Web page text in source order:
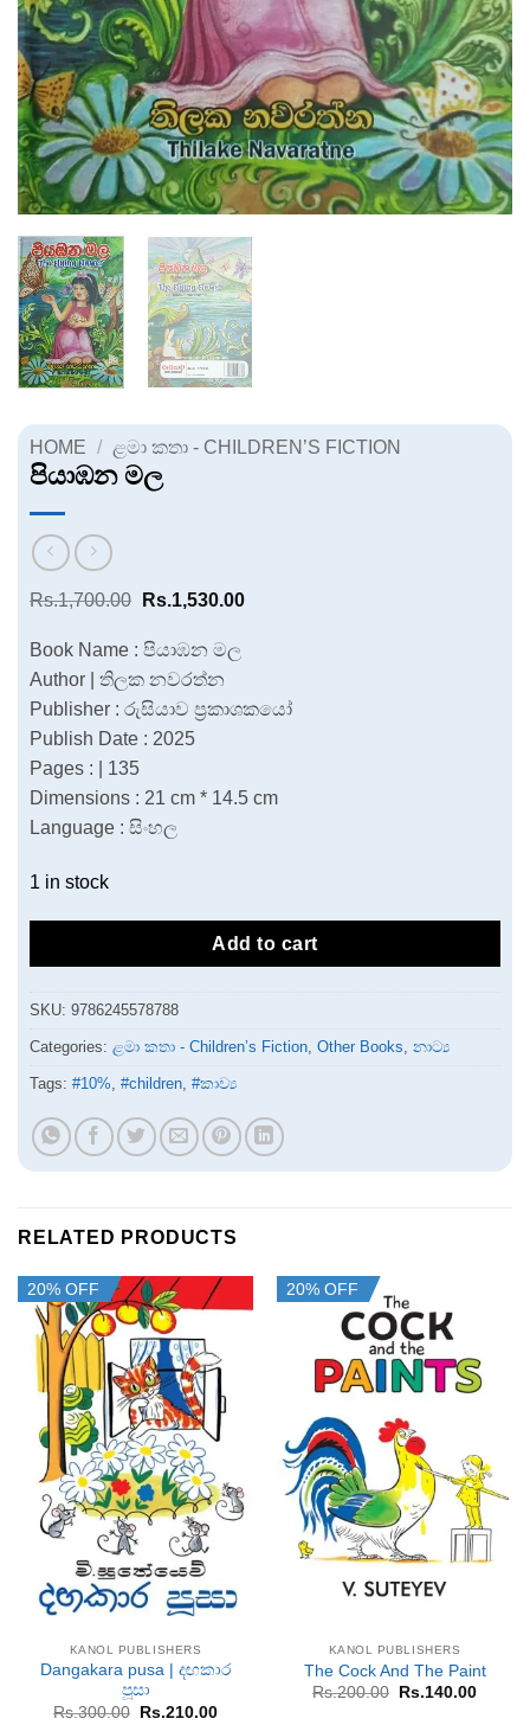
HOME / ළමා කතා - CHILDREN’S FICTION
පියාඹන මල
Rs.1,700.00 Original
was:
Rs.1,700.00.
Rs.1,530.00Current
Book Name : පියාඹන මල
Author | තිලක නවරත්න
Publisher : රුසියාව ප්‍රකාශකයෝ
Publish Date : 2025
Pages : | 135
Dimensions : 21 cm * 14.5 cm
Language : සිංහල
1 in stock
Add to cart
SKU: 9786245578788
Categories: ළමා කතා - Children’s Fiction, Other Books, නාට්‍ය
Tags: #10%, #children, #කාව්‍ය
RELATED PRODUCTS
20% OFF
KANOL PUBLISHERS
Dangakara pusa | දඟකාර
පූසා
Rs.300.00
Original
Rs.210.00Current
20% OFF
KANOL PUBLISHERS
The Cock And The Paint
Rs.200.00
Original
Rs.140.00